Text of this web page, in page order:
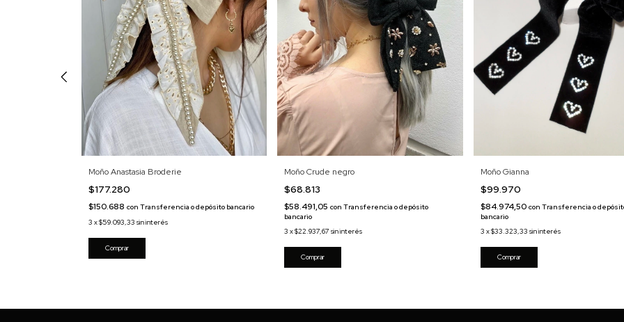
Moño Anastasia Broderie
$177.280
$150.688 con Transferencia o depósito bancario
3 x$59.093,33 sin interés
Comprar
Moño Crude negro
$68.813
$58.491,05con Transferencia o depósito
bancario
3 x$22.937,67 sin interés
Comprar
Moño Gianna
$99.970
$84.974,50 con Transferencia o
bancario
3 x$33.323,33 sin interés